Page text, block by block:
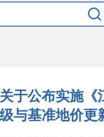
于公布实施
与基准地价更